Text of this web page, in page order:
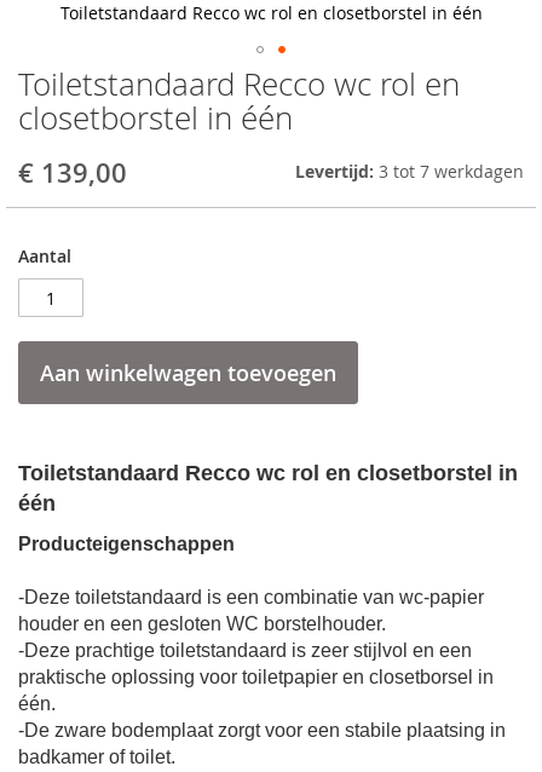
Toiletstandaard Recco wc rol en
closetborstel in één
€ 139,00 Levertijd: 3 tot 7 werkdagen
Aantal
Aan winkelwagen toevoegen
Toiletstandaard Recco wc rol en closetborstel in
één
Producteigenschappen
-Deze toiletstandaard is een combinatie van wc-papier
houder en een gesloten WC borstelhouder.
-Deze prachtige toiletstandaard is zeer stijlvol en een
praktische oplossing voor toiletpapier en closetborsel in
één.
-De zware bodemplaat zorgt voor een stabile plaatsing in
badkamer of toilet.
Toiletstandaard Recco wc rol en closetborstel in één
Skip
to
the
of
gallery